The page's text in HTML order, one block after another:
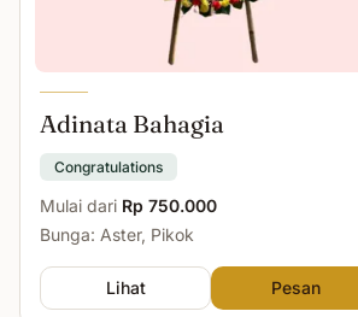
Adinata Bahagia
Congratulations
Mulai dari Rp 750.000
Bunga: Aster, Pikok
Lihat Pesan